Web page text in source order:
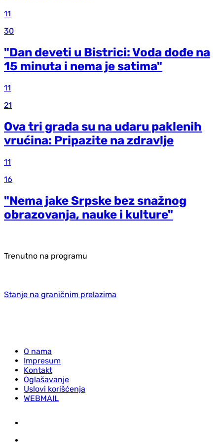
11
30
"Dan deveti u Bistrici: Voda dođe na
15 minuta i nema je satima"
11
21
Ova tri grada su na udaru paklenih
vrućina: Pripazite na zdravlje
11
16
"Nema jake Srpske bez snažnog
obrazovanja, nauke i kulture"
Trenutno na programu
Stanje na graničnim prelazima
O nama
Impresum
Kontakt
Oglašavanje
Uslovi korišćenja
WEBMAIL